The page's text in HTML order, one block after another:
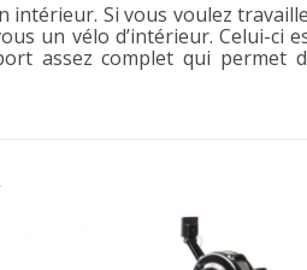
intérieur. Si vous voulez
un vélo d’intérieur. Celui-ci
assez complet qui permet